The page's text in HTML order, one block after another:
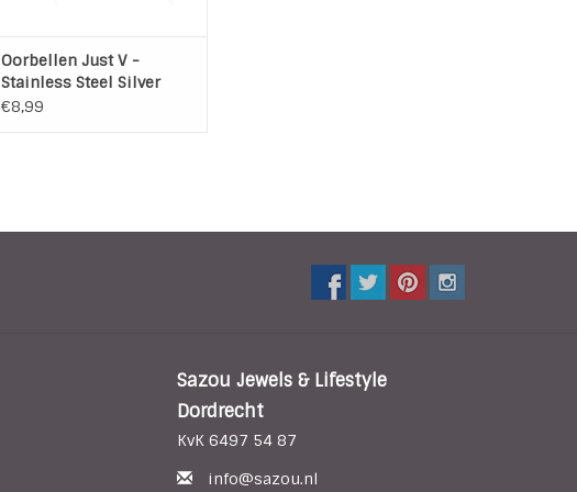
Oorbellen Just V -
Stainless Steel Silver
Plated
€8,99
Sazou Jewels & Lifestyle
Dordrecht
KvK 6497 54 87
info@sazou.nl